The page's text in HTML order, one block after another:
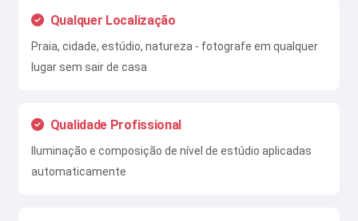
Qualquer Localização
Praia, cidade, estúdio, natureza - fotografe em qualquer
lugar sem sair de casa
Qualidade Profissional
Iluminação e composição de nível de estúdio aplicadas
automaticamente